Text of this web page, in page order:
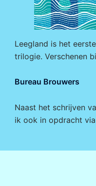
Leegland is het
trilogie. Verschenen
Bureau Brouwers
Naast het schrijven
ik ook in opdracht